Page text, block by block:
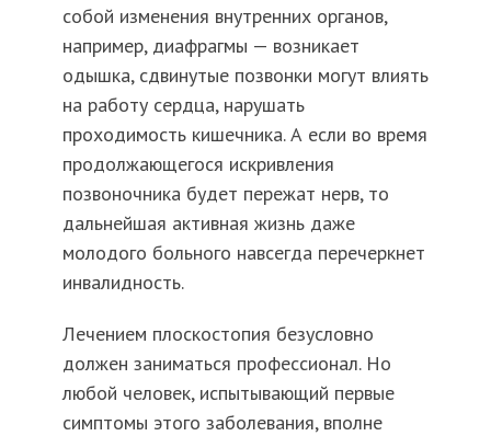
собой изменения внутренних органов,
например, диафрагмы — возникает
одышка, сдвинутые позвонки могут влиять
на работу сердца, нарушать
проходимость кишечника. А если во время
продолжающегося искривления
позвоночника будет пережат нерв, то
дальнейшая активная жизнь даже
молодого больного навсегда перечеркнет
инвалидность.
Лечением плоскостопия безусловно
должен заниматься профессионал. Но
любой человек, испытывающий первые
симптомы этого заболевания, вполне